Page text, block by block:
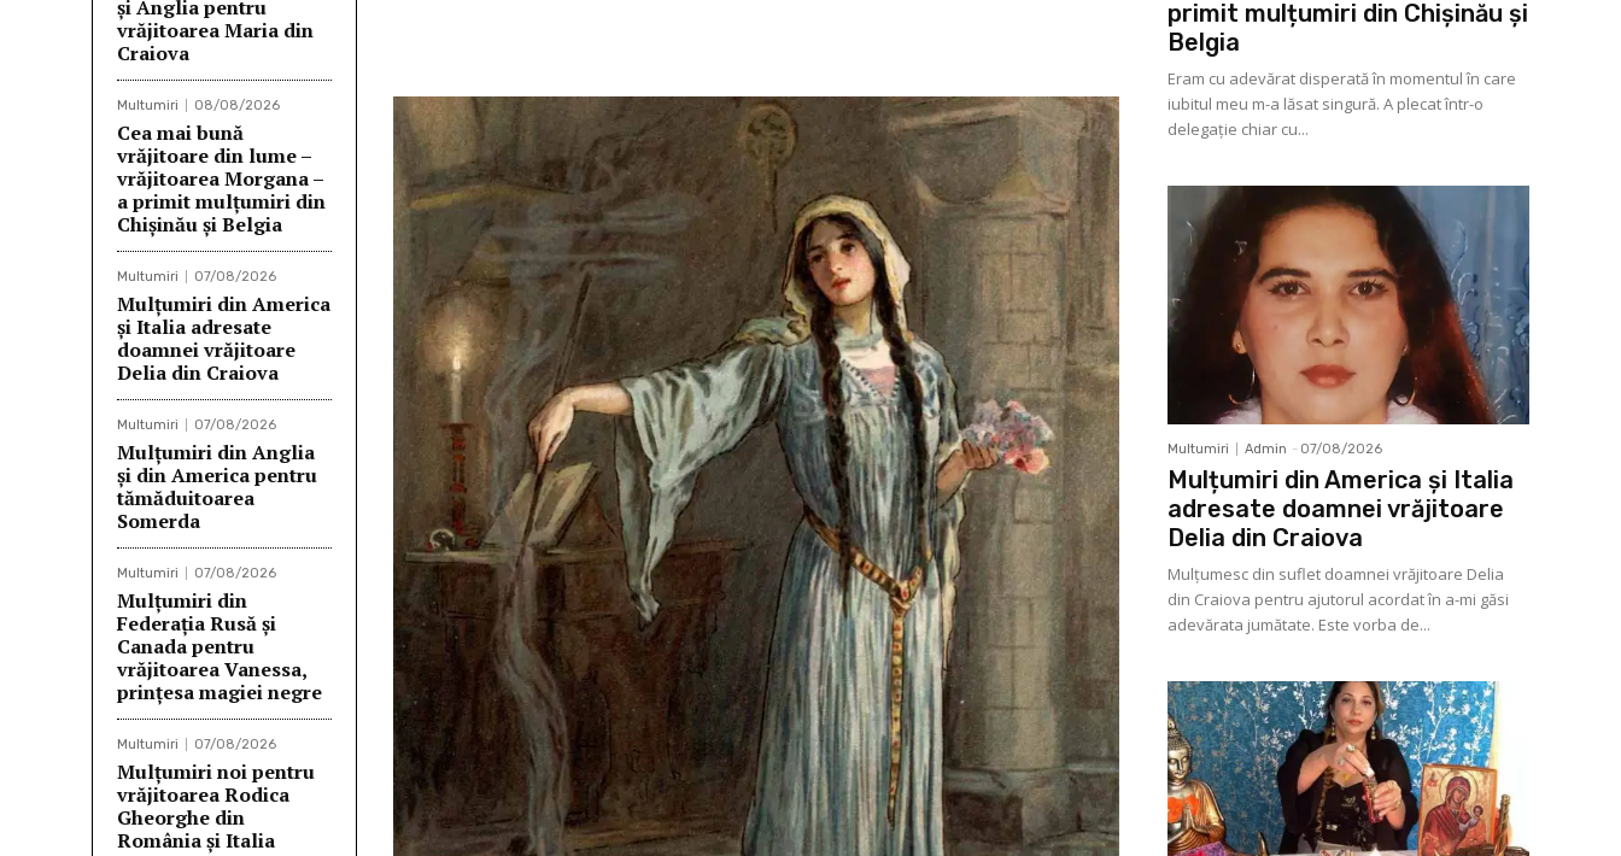
şi Anglia pentru
vrăjitoarea Maria din
Craiova
Multumiri 08/08/2026
Cea mai bună
vrăjitoare din lume –
vrăjitoarea Morgana –
a primit mulțumiri din
Chișinău și Belgia
Multumiri 07/08/2026
Mulțumiri din America
și Italia adresate
doamnei vrăjitoare
Delia din Craiova
Multumiri 07/08/2026
Mulțumiri din Anglia
și din America pentru
tămăduitoarea
Somerda
Multumiri 07/08/2026
Mulţumiri din
Federația Rusă și
Canada pentru
vrăjitoarea Vanessa,
prințesa magiei negre
Multumiri 07/08/2026
Mulţumiri noi pentru
vrăjitoarea Rodica
Gheorghe din
România și Italia
primit mulțumiri din Chișinău și
Belgia
Eram cu adevărat disperată în momentul în care
iubitul meu m-a lăsat singură. A plecat într-o
delegaţie chiar cu...
Multumiri Admin - 07/08/2026
Mulțumiri din America și Italia
adresate doamnei vrăjitoare
Delia din Craiova
Mulţumesc din suflet doamnei vrăjitoare Delia
din Craiova pentru ajutorul acordat în a-mi găsi
adevărata jumătate. Este vorba de...